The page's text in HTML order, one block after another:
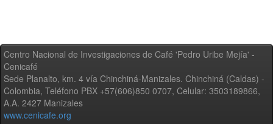
Centro Nacional de Investigaciones de Café 'Pedro Uribe Mejía' -
Cenicafé
Sede Planalto, km. 4 vía Chinchiná-Manizales. Chinchiná (Caldas) -
Colombia, Teléfono PBX +57(606)850 0707, Celular: 3503189866,
A.A. 2427 Manizales
www.cenicafe.org